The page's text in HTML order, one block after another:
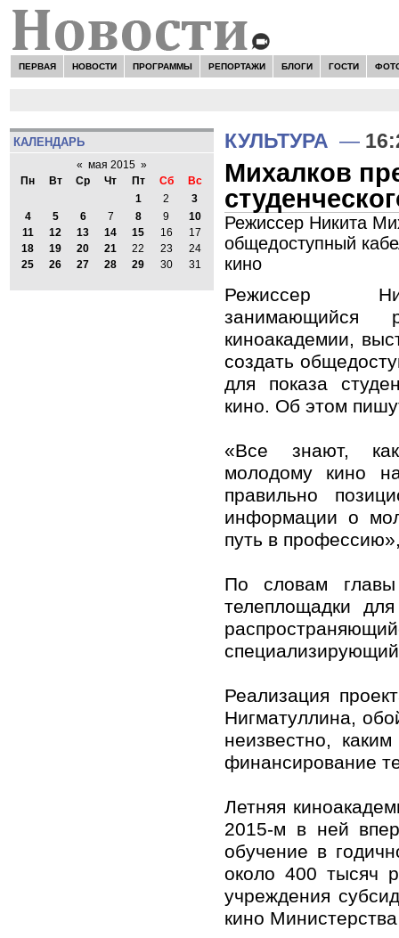
ПЕРВАЯ НОВОСТИ ПРОГРАММЫ РЕПОРТАЖИ БЛОГИ ГОСТИ
КАЛЕНДАРЬ
« мая 2015 »
Пн
Вт Ср Чт Пт Сб
Вс
1
2
3
4
5 6 7 8 9
10
11
12 13 14 15 16
17
18
19 20 21 22 23
24
25
26 27 28 29 30 31
КУЛЬТУРА —
Михалков
Режиссер Никита
общедоступный
кино
Режиссер
занимающийся
киноакадемии,
создать
для показа
кино. Об этом
«Все знают,
молодому кино
правильно
информации о
путь в
По словам
телеплощадки
Реализация
Нигматуллина,
неизвестно,
финансирование
Летняя
2015-м в ней
обучение в
около 400 тысяч
учреждения
кино